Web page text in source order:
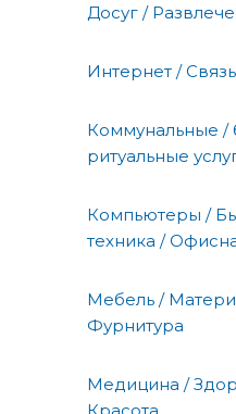
Досуг /
Интернет /
Коммунальные /
ритуальные
Компьютеры /
техника /
Мебель /
Фурнитура
Медицина /
Красота